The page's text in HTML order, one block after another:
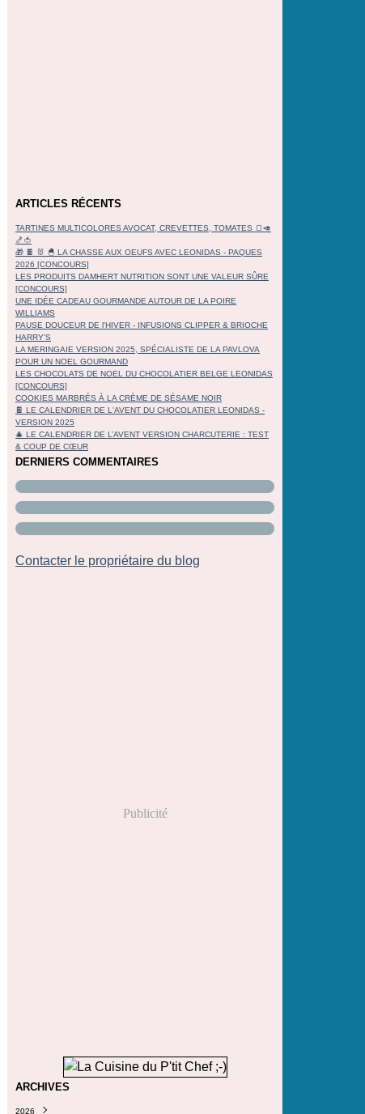
ARTICLES RÉCENTS
TARTINES MULTICOLORES AVOCAT, CREVETTES, TOMATES 🍞🥑
🍤🍅
🎁 🍫 🐰 🐣 LA CHASSE AUX OEUFS AVEC LEONIDAS - PAQUES
2026 [CONCOURS]
LES PRODUITS DAMHERT NUTRITION SONT UNE VALEUR SÛRE
[CONCOURS]
UNE IDÉE CADEAU GOURMANDE AUTOUR DE LA POIRE
WILLIAMS
PAUSE DOUCEUR DE l'HIVER - INFUSIONS CLIPPER & BRIOCHE
HARRY'S
LA MERINGAIE VERSION 2025, SPÉCIALISTE DE LA PAVLOVA
POUR UN NOEL GOURMAND
LES CHOCOLATS DE NOEL DU CHOCOLATIER BELGE LEONIDAS
[CONCOURS]
COOKIES MARBRÉS À LA CRÈME DE SÉSAME NOIR
🍫 LE CALENDRIER DE L'AVENT DU CHOCOLATIER LEONIDAS -
VERSION 2025
🎄 LE CALENDRIER DE L’AVENT VERSION CHARCUTERIE : TEST
& COUP DE CŒUR
DERNIERS COMMENTAIRES
Contacter le propriétaire du blog
Publicité
ARCHIVES
2026